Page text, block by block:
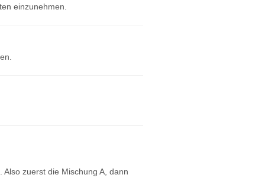
einzunehmen.
zuerst die Mischung A, dann